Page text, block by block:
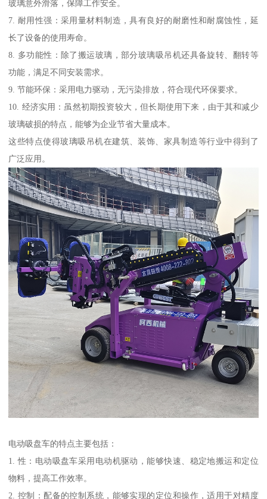
玻璃意外滑落，保障工作安全。
7. 耐用性强：采用量材料制造，具有良好的耐磨性和耐腐蚀性，延
长了设备的使用寿命。
8. 多功能性：除了搬运玻璃，部分玻璃吸吊机还具备旋转、翻转等
功能，满足不同安装需求。
9. 节能环保：采用电力驱动，无污染排放，符合现代环保要求。
10. 经济实用：虽然初期投资较大，但长期使用下来，由于其和减少
玻璃破损的特点，能够为企业节省大量成本。
这些特点使得玻璃吸吊机在建筑、装饰、家具制造等行业中得到了
广泛应用。
电动吸盘车的特点主要包括：
1. 性：电动吸盘车采用电动机驱动，能够快速、稳定地搬运和定位
物料，提高工作效率。
2. 控制：配备的控制系统，能够实现的定位和操作，适用于对精度